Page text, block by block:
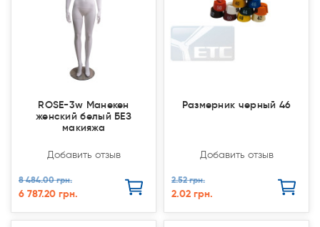
ROSE-3w Манекен
женский белый БЕЗ
макияжа
Добавить отзыв
8 484.00 грн.
6 787.20 грн.
Размерник черный 46
Добавить отзыв
2.52 грн.
2.02 грн.